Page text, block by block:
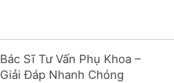
Bác Sĩ Tư Vấn Phụ Khoa –
Giải Đáp Nhanh Chóng